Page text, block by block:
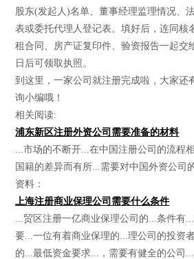
股东(发起人)名单、董事经理监理情况、
表或委托代理人登记表。填好后，连同核
租合同、房产证复印件、验资报告一起交
日后可领取执照。
到这里，一家公司就注册完成啦，大家还
询小编哦！
相关阅读:
浦东新区注册外资公司需要准备的材料
...市场的不断开...在中国注册公司的流程
国籍的差异而有所...需要对中国外资公司
资料：
上海注册商业保理公司需要什么条件
...贸区注册一亿商业保理公司的...条件有
要...一位有着商业保理的...理公司的投资
的...最低资金要求...，需要有健全的公司